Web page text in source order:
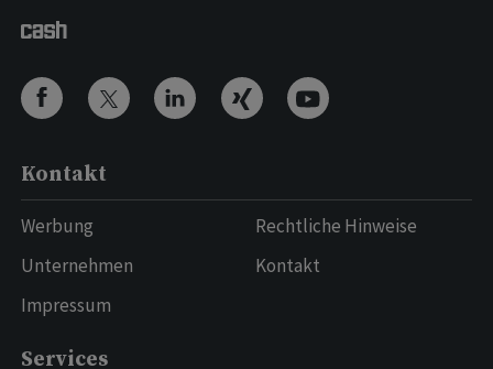
Kontakt
Werbung
Unternehmen
Impressum
Rechtliche Hinweise
Kontakt
Services